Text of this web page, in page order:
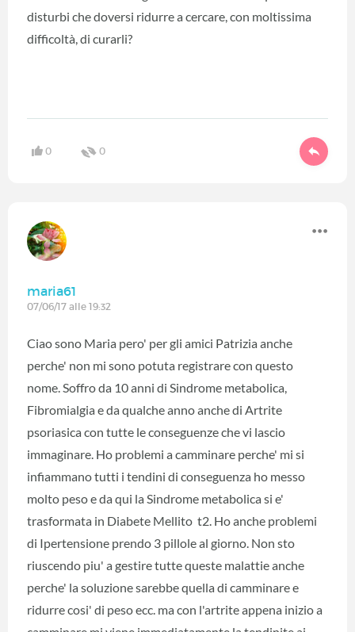
disturbi che doversi ridurre a cercare, con moltissima
difficoltà, di curarli?
0 0
maria61
07/06/17 alle 19:32
Ciao sono Maria pero' per gli amici Patrizia anche
perche' non mi sono potuta registrare con questo
nome. Soffro da 10 anni di Sindrome metabolica,
Fibromialgia e da qualche anno anche di Artrite
psoriasica con tutte le conseguenze che vi lascio
immaginare. Ho problemi a camminare perche' mi si
infiammano tutti i tendini di conseguenza ho messo
molto peso e da qui la Sindrome metabolica si e'
trasformata in Diabete Mellito t2. Ho anche problemi
di Ipertensione prendo 3 pillole al giorno. Non sto
riuscendo piu' a gestire tutte queste malattie anche
perche' la soluzione sarebbe quella di camminare e
ridurre cosi' di peso ecc. ma con l'artrite appena inizio a